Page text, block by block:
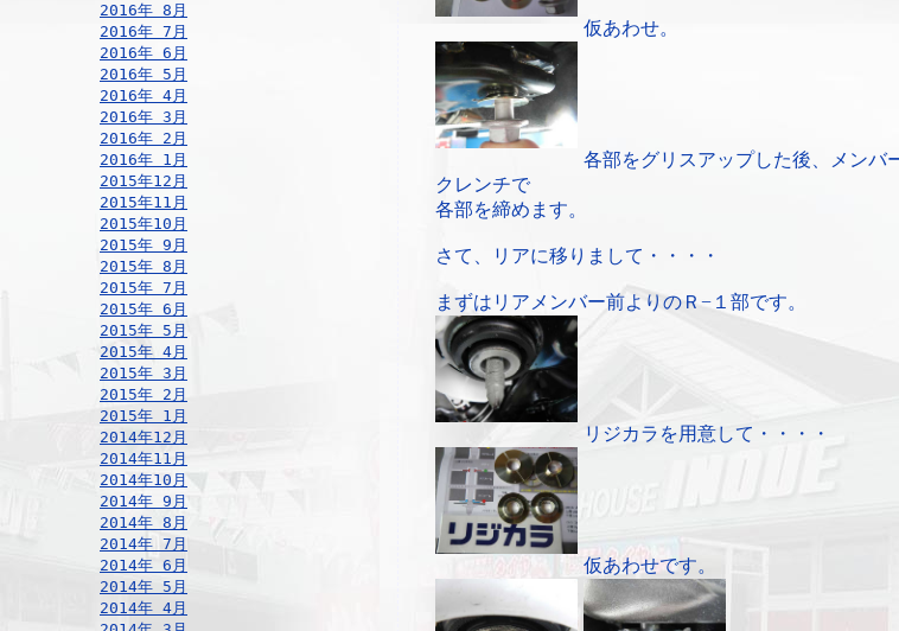
2016年 8月
2016年 7月
2016年 6月
2016年 5月
2016年 4月
2016年 3月
2016年 2月
2016年 1月
2015年12月
2015年11月
2015年10月
2015年 9月
2015年 8月
2015年 7月
2015年 6月
2015年 5月
2015年 4月
2015年 3月
2015年 2月
2015年 1月
2014年12月
2014年11月
2014年10月
2014年 9月
2014年 8月
2014年 7月
2014年 6月
2014年 5月
2014年 4月
仮あわせ。
各部をグリスアップした後、メンバ
クレンチで
各部を締めます。
さて、リアに移りまして・・・・
まずはリアメンバー前よりのＲ−１部です。
リジカラを用意して・・・・
仮あわせです。